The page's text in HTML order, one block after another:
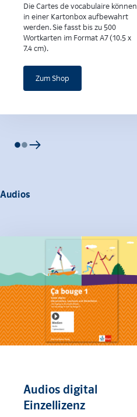
Die Cartes de vocabulaire können
in einer Kartonbox aufbewahrt
werden. Sie fasst bis zu 500
Wortkarten im Format A7 (10.5 x
7.4 cm).
Zum Shop
Audios
Audios digital
Einzellizenz